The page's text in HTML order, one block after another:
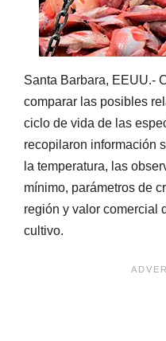
Santa Barbara, EEUU.-
comparar las posibles
ciclo de vida de las
recopilaron información
la temperatura, las
mínimo, parámetros de
región y valor comercial
cultivo.